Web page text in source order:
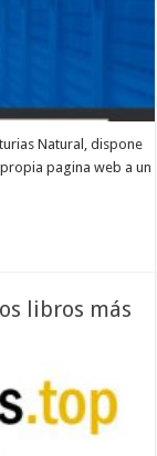
Natural, dispone
pagina web a un
libros más